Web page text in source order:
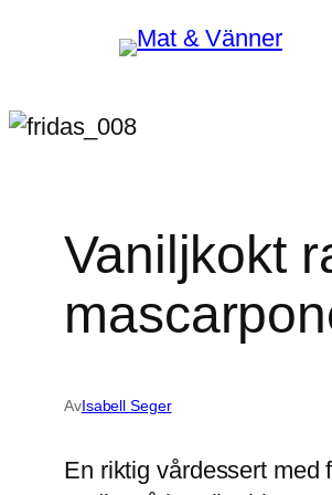
Vaniljkokt
AvIsabell Seger
En riktig vårdessert med